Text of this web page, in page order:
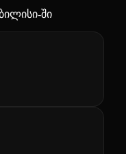
ში